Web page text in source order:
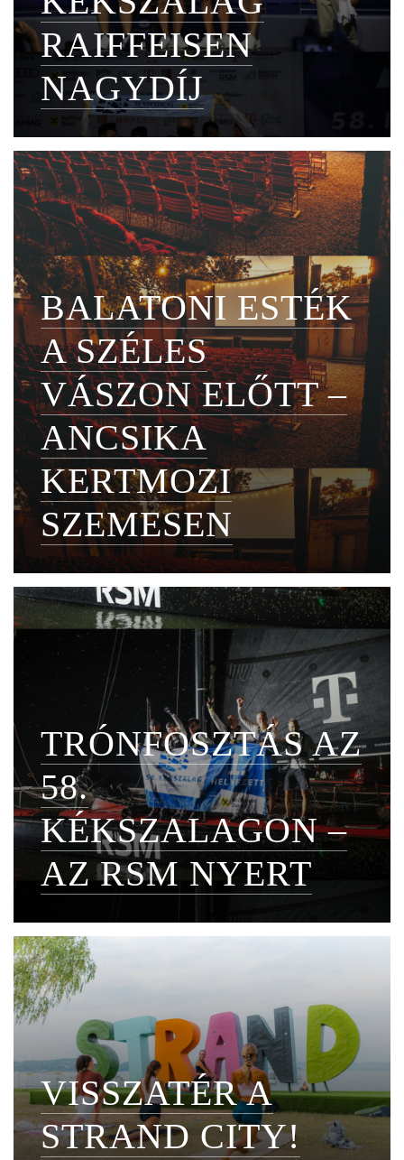
RAIFFEISEN
NAGYDÍJ
BALATONI ESTÉK
A SZÉLES
VÁSZON ELŐTT –
ANCSIKA
KERTMOZI
SZEMESEN
TRÓNFOSZTÁS AZ
58.
KÉKSZALAGON –
AZ RSM NYERT
VISSZATÉR A
STRAND CITY!